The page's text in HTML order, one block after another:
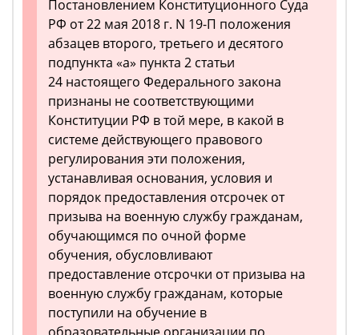
Постановлением Конституционного Суда
РФ от 22 мая 2018 г. N 19-П положения
абзацев второго, третьего и десятого
подпункта «а» пункта 2 статьи
24 настоящего Федерального закона
признаны не соответствующими
Конституции РФ в той мере, в какой в
системе действующего правового
регулирования эти положения,
устанавливая основания, условия и
порядок предоставления отсрочек от
призыва на военную службу гражданам,
обучающимся по очной форме
обучения, обусловливают
предоставление отсрочки от призыва на
военную службу гражданам, которые
поступили на обучение в